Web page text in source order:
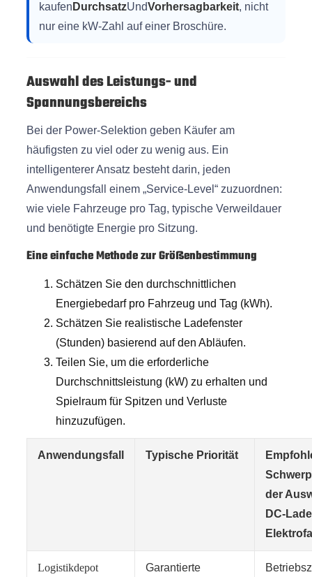
kaufen DurchsatzUndVorhersagbarkeit, nicht
nur eine kW-Zahl auf einer Broschüre.
Auswahl des Leistungs- und
Spannungsbereichs
Bei der Power-Selektion geben Käufer am
häufigsten zu viel oder zu wenig aus. Ein
intelligenterer Ansatz besteht darin, jeden
Anwendungsfall einem „Service-Level“ zuzuordnen:
wie viele Fahrzeuge pro Tag, typische Verweildauer
und benötigte Energie pro Sitzung.
Eine einfache Methode zur Größenbestimmung
Schätzen Sie den durchschnittlichen
Energiebedarf pro Fahrzeug und Tag (kWh).
Schätzen Sie realistische Ladefenster
(Stunden) basierend auf den Abläufen.
Teilen Sie, um die erforderliche
Durchschnittsleistung (kW) zu erhalten und
Spielraum für Spitzen und Verluste
hinzuzufügen.
Anwendungsfall Typische Priorität
der
DC-
Logistikdepot
Garantierte